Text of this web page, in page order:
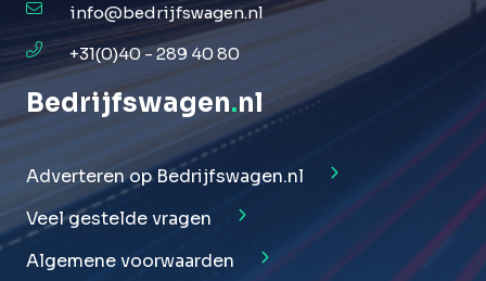
info@bedrijfswagen.nl
+31(0)40 - 289 40 80
Bedrijfswagen.nl
Adverteren op Bedrijfswagen.nl
Veel gestelde vragen
Algemene voorwaarden